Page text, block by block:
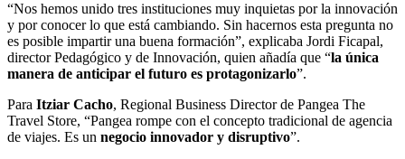
“Nos hemos unido tres instituciones muy inquietas por la innovación
y por conocer lo que está cambiando. Sin hacernos esta pregunta no
es posible impartir una buena formación”, explicaba Jordi Ficapal,
director Pedagógico y de Innovación, quien añadía que “la única
manera de anticipar el futuro es protagonizarlo”.
Para Itziar Cacho, Regional Business Director de Pangea The
Travel Store, “Pangea rompe con el concepto tradicional de agencia
de viajes. Es un negocio innovador y disruptivo”.